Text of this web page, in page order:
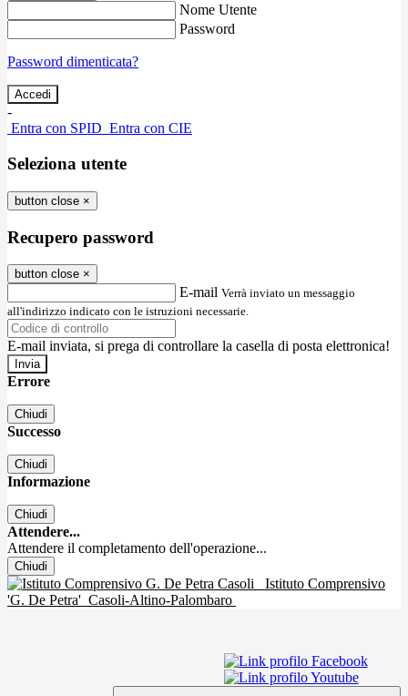
Nome Utente
Password
Password dimenticata?
-
Entra con SPID Entra con CIE
Seleziona utente
button close ×
Recupero password
button close ×
E-mail Verrà inviato un messaggio
all'indirizzo indicato con le istruzioni necessarie.
E-mail inviata, si prega di controllare la casella di posta elettronica!
Errore
Chiudi
Successo
Chiudi
Informazione
Chiudi
Attendere...
Attendere il completamento dell'operazione...
Chiudi
Istituto Comprensivo
'G. De Petra' Casoli-Altino-Palombaro